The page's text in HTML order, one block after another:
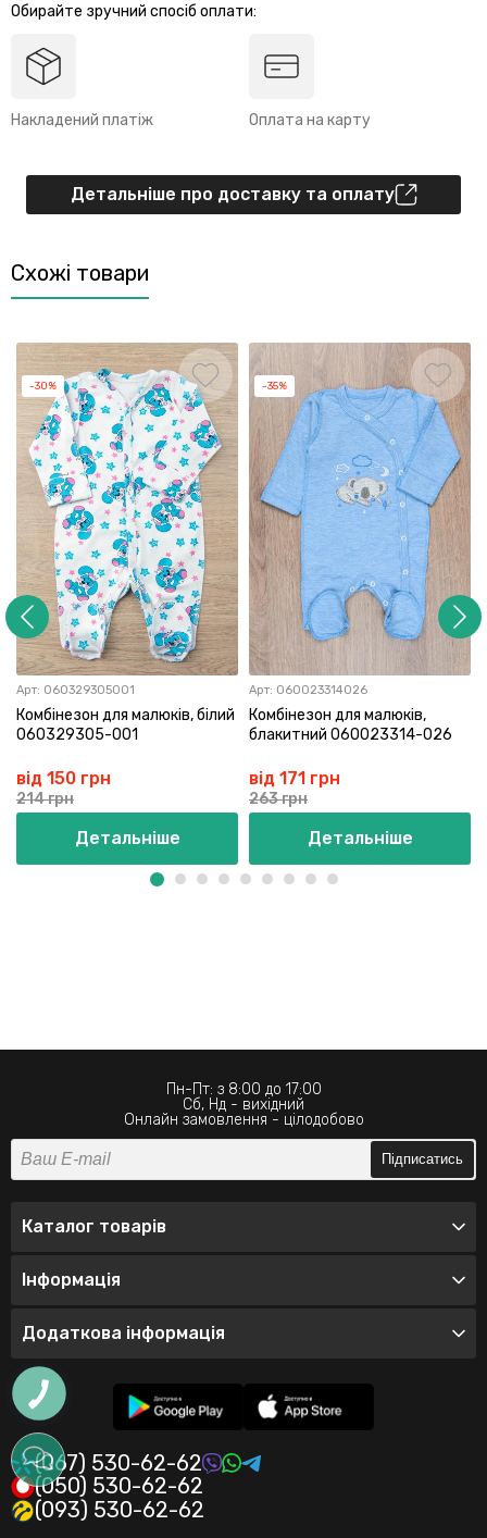
Обирайте зручний спосіб оплати:
Накладений платіж Оплата на карту
Детальніше про доставку та оплату
Схожі товари
-30%
Арт: 060329305001
Комбінезон для малюків, білий
060329305-001
від 150 грн
214 грн
Детальніше
-35%
Арт: 060023314026
Комбінезон для малюків,
блакитний 060023314-026
від 171 грн
263 грн
Детальніше
Пн-Пт: з 8:00 до 17:00
Сб, Нд - вихідний
Онлайн замовлення - цілодобово
Підписатись
Каталог товарів
Інформація
Додаткова інформація
(067) 530-62-62
(050) 530-62-62
(093) 530-62-62